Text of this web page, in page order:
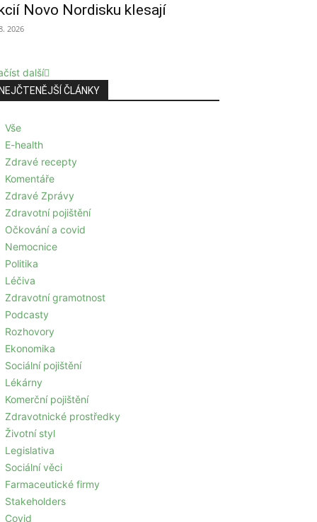
Novo Nordisku klesají
2026
další
ČLÁNKY
Vše
E-health
Zdravé recepty
Komentáře
Zdravé Zprávy
Zdravotní pojištění
Očkování a covid
Nemocnice
Politika
Léčiva
Zdravotní gramotnost
Podcasty
Rozhovory
Ekonomika
Sociální pojištění
Lékárny
Komerční pojištění
Zdravotnické prostředky
Životní styl
Legislativa
Sociální věci
Farmaceutické firmy
Stakeholders
Covid